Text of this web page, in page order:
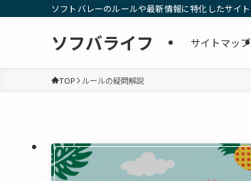
ソフトバレーのルールや最新情報に特化したサイト
ソフバライフ サイトマップ
TOP ルールの疑問解説